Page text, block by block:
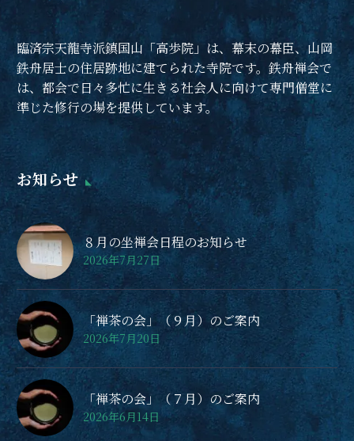
茶話会では住職が皆さ
まの疑問にお答えいた
します。
次回の日曜禅話会は８
月30日（日）に開催い
たします。
９月の日曜禅話会は27
日の開催予定です。
最寄り駅：丸の内線・
大江戸線 中野坂上、
JR・大江戸線 東中野
臨済宗天龍寺派鎮国山「高歩院」は、幕末の幕臣、山岡
鉄舟居士の住居跡地に建てられた寺院です。鉄舟禅会で
は、都会で日々多忙に生きる社会人に向けて専門僧堂に
準じた修行の場を提供しています。
お知らせ
８月の坐禅会日程のお知らせ
2026年7月27日
「禅茶の会」（９月）のご案内
2026年7月20日
「禅茶の会」（７月）のご案内
2026年6月14日